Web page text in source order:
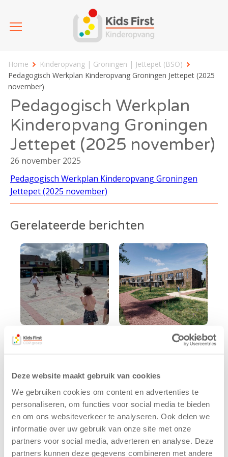
Deze website maakt gebruik van cookies
We gebruiken cookies om content en advertenties te
personaliseren, om functies voor social media te bieden
en om ons websiteverkeer te analyseren. Ook delen we
informatie over uw gebruik van onze site met onze
partners voor social media, adverteren en analyse. Deze
partners kunnen deze gegevens combineren met andere
Home
Kinderopvang | Groningen | Jettepet (BSO)
Pedagogisch Werkplan Kinderopvang Groningen Jettepet (2025
november)
Pedagogisch Werkplan
Kinderopvang Groningen
Jettepet (2025 november)
26 november 2025
Pedagogisch Werkplan Kinderopvang Groningen
Jettepet (2025 november)
Gerelateerde berichten
Kinderen BSO
De
trainen alvast
voor Kids First
Mini 4 Mijl
7 augustus 2026
Eelde, 6 augustus
2026 – Kinderen
tekent
voor nieuw
kindcentrum in
wijk Wiarda in
Leeuwarden
11 juni 2026
Leeuwarden –